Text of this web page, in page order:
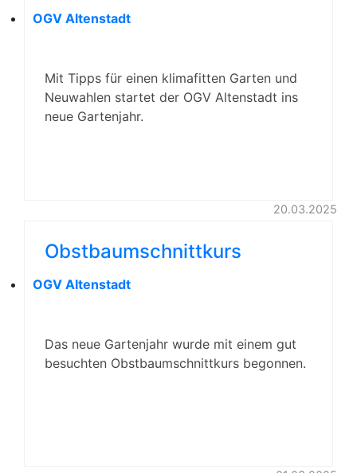
OGV Altenstadt
Mit Tipps für einen klimafitten Garten und
Neuwahlen startet der OGV Altenstadt ins
neue Gartenjahr.
20.03.2025
Obstbaumschnittkurs
OGV Altenstadt
Das neue Gartenjahr wurde mit einem gut
besuchten Obstbaumschnittkurs begonnen.